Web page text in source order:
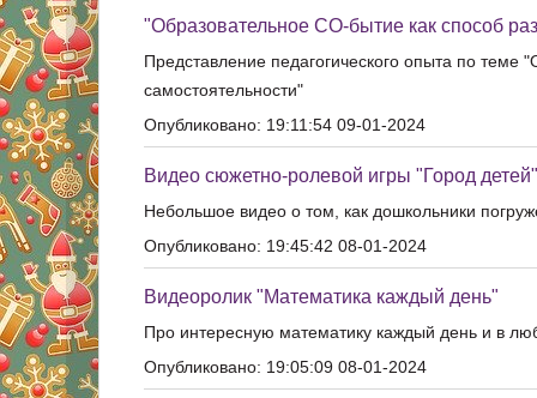
"Образовательное СО-бытие как способ
Представление педагогического опыта по
самостоятельности"
Опубликовано: 19:11:54 09-01-2024
Видео сюжетно-ролевой игры "Город детей"
Небольшое видео о том, как дошкольники
Опубликовано: 19:45:42 08-01-2024
Видеоролик "Математика каждый день"
Про интересную математику каждый день и в
Опубликовано: 19:05:09 08-01-2024